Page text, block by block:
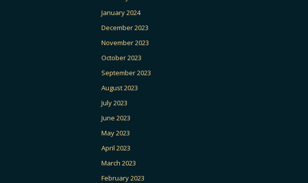
January 2024
December 2023
November 2023
October 2023
September 2023
August 2023
July 2023
June 2023
May 2023
April 2023
March 2023
February 2023